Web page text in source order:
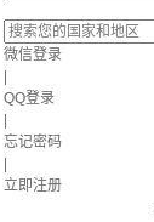
微信登录
QQ登录
忘记密码
立即注册